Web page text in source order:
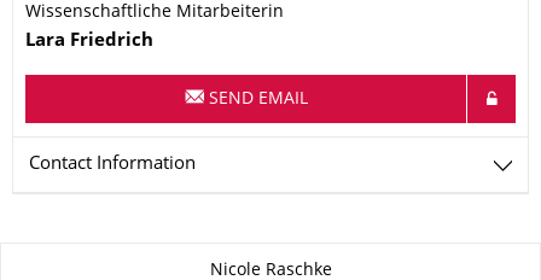
Wissenschaftliche Mitarbeiterin
Name
Lara Friedrich
SEND EMAIL
Contact Information
Nicole Raschke